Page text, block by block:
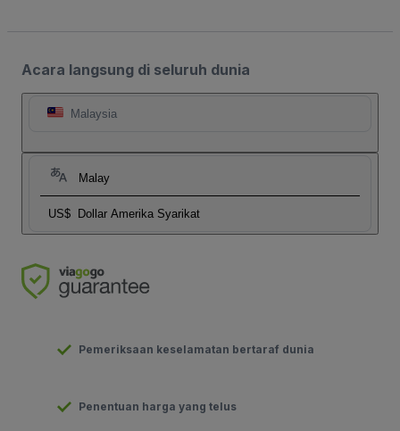
Acara langsung di seluruh dunia
Malaysia
Malay
US$ Dollar Amerika Syarikat
Pemeriksaan keselamatan bertaraf dunia
Penentuan harga yang telus